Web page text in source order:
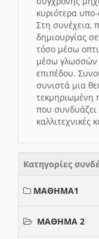
κυριότερα
Στη συνέχεια,
δημιουργίας
τόσο μέσω
μέσω γλωσσών
επιπέδου.
συνιστά μια
τεκμηριωμένη
που συνδυάζει
καλλιτεχνικές
Κατηγορίες
ΜΑΘΗΜΑ1
ΜΑΘΗΜΑ 2